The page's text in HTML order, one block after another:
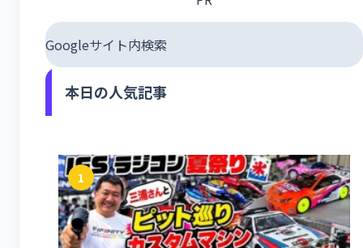
Googleサイト内検索
本日の人気記事
1